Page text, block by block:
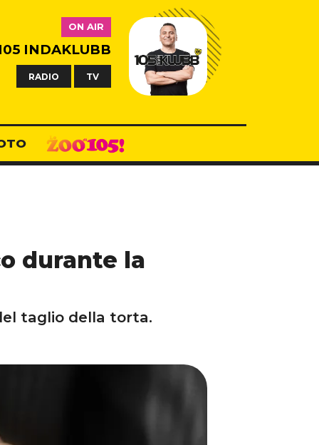
ON AIR
INDAKLUBB
RADIO TV
durante la
taglio della torta.